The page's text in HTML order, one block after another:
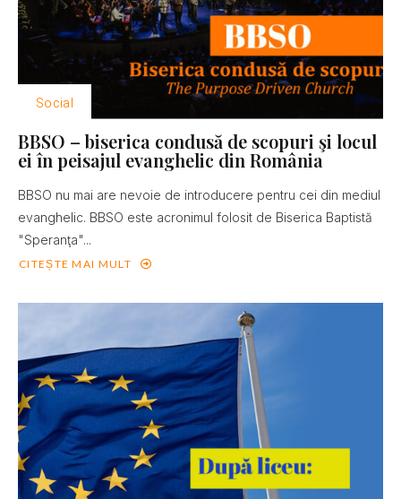
Social
BBSO – biserica condusă de scopuri şi locul
ei în peisajul evanghelic din România
BBSO nu mai are nevoie de introducere pentru cei din mediul
evanghelic. BBSO este acronimul folosit de Biserica Baptistă
"Speranţa"...
CITEȘTE MAI MULT